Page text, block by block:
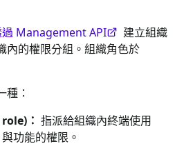
Management API
建立組織
內的權限分組。組織角色於
：
： 指派給組織內終端使用
功能的權限。